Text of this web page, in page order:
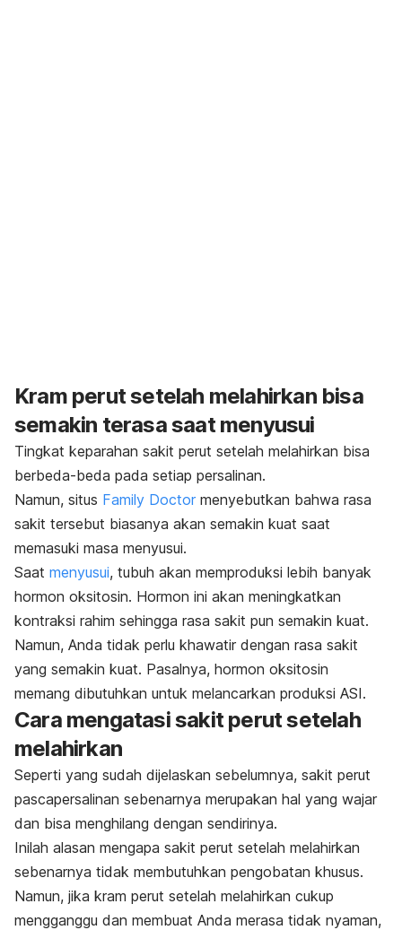
Kram perut setelah melahirkan bisa
semakin terasa saat menyusui
Tingkat keparahan sakit perut setelah melahirkan bisa
berbeda-beda pada setiap persalinan.
Namun, situs Family Doctor menyebutkan bahwa rasa
sakit tersebut biasanya akan semakin kuat saat
memasuki masa menyusui.
Saat menyusui, tubuh akan memproduksi lebih banyak
hormon oksitosin. Hormon ini akan meningkatkan
kontraksi rahim sehingga rasa sakit pun semakin kuat.
Namun, Anda tidak perlu khawatir dengan rasa sakit
yang semakin kuat. Pasalnya, hormon oksitosin
memang dibutuhkan untuk melancarkan produksi ASI.
Cara mengatasi sakit perut setelah
melahirkan
Seperti yang sudah dijelaskan sebelumnya, sakit perut
pascapersalinan sebenarnya merupakan hal yang wajar
dan bisa menghilang dengan sendirinya.
Inilah alasan mengapa sakit perut setelah melahirkan
sebenarnya tidak membutuhkan pengobatan khusus.
Namun, jika kram perut setelah melahirkan cukup
mengganggu dan membuat Anda merasa tidak nyaman,